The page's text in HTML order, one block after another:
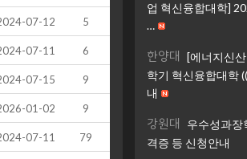
07-12 5
07-11 6
07-15 9
01-02 9
07-11 79
업 혁신융합대학]
…
한양대
[에너지신
학기 혁신융합대학
내
강원대
우수성과장
격증 등 신청안내